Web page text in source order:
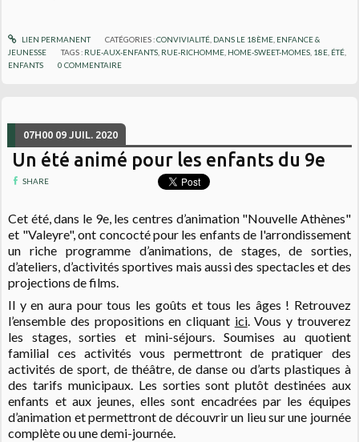
LIEN PERMANENT CATÉGORIES :CONVIVIALITÉ, DANS LE 18ÈME, ENFANCE &
JEUNESSE
TAGS : RUE-AUX-ENFANTS RUE-RICHOMME HOME-SWEET-MOMES 18E ÉTÉ
ENFANTS
0 COMMENTAIRE
07H00 09 JUIL. 2020
Un été animé pour les enfants du 9e
SHARE
Cet été, dans le 9e, les centres d’animation "Nouvelle Athènes"
et "Valeyre", ont concocté pour les enfants de l'arrondissement
un riche programme d’animations, de stages, de sorties,
d’ateliers, d’activités sportives mais aussi des spectacles et des
projections de films.
Il y en aura pour tous les goûts et tous les âges ! Retrouvez
l’ensemble des propositions en cliquant ici.Vous y trouverez
les stages, sorties et mini-séjours. Soumises au quotient
familial ces activités vous permettront de pratiquer des
activités de sport, de théâtre, de danse ou d’arts plastiques à
des tarifs municipaux. Les sorties sont plutôt destinées aux
enfants et aux jeunes, elles sont encadrées par les équipes
d’animation et permettront de découvrir un lieu sur une journée
complète ou une demi-journée.